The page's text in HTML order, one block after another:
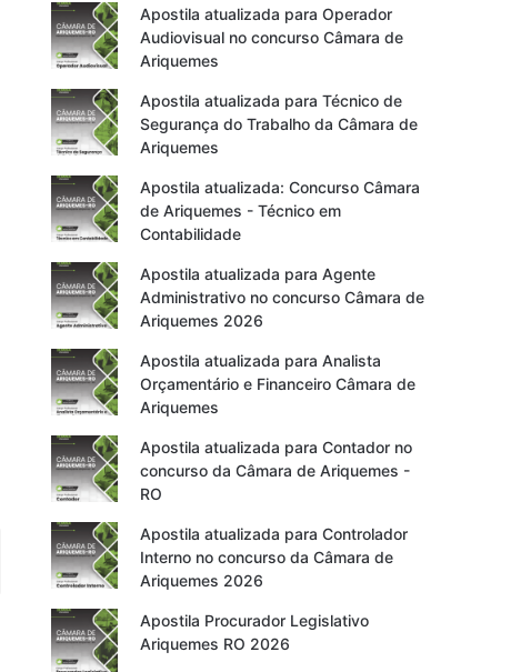
Apostila atualizada para Operador
Audiovisual no concurso Câmara de
Ariquemes
Apostila atualizada para Técnico de
Segurança do Trabalho da Câmara de
Ariquemes
Apostila atualizada: Concurso Câmara
de Ariquemes - Técnico em
Contabilidade
Apostila atualizada para Agente
Administrativo no concurso Câmara de
Ariquemes 2026
Apostila atualizada para Analista
Orçamentário e Financeiro Câmara de
Ariquemes
Apostila atualizada para Contador no
concurso da Câmara de Ariquemes -
RO
Apostila atualizada para Controlador
Interno no concurso da Câmara de
Ariquemes 2026
Apostila Procurador Legislativo
Ariquemes RO 2026